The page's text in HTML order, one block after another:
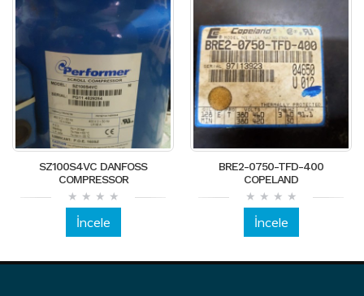
SZ100S4VC DANFOSS
COMPRESSOR
İncele
BRE2-0750-TFD-400
COPELAND
İncele